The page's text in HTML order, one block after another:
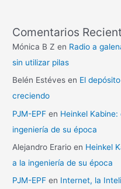
Comentarios
Mónica B Z en Radio a
sin utilizar pilas
Belén Estéves en El
creciendo
PJM-EPF en Heinkel
ingeniería de su época
Alejandro Erario en Heinkel
a la ingeniería de su época
PJM-EPF en Internet, la